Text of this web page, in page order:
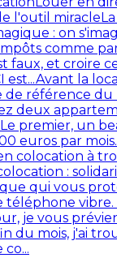
l'outil miracle
: on
comme
faux, et croire
est...Avant la
de référence
deux
premier, un
euros par
colocation à
:
qui vous
téléphone vibre.
je vous
du mois, j'ai